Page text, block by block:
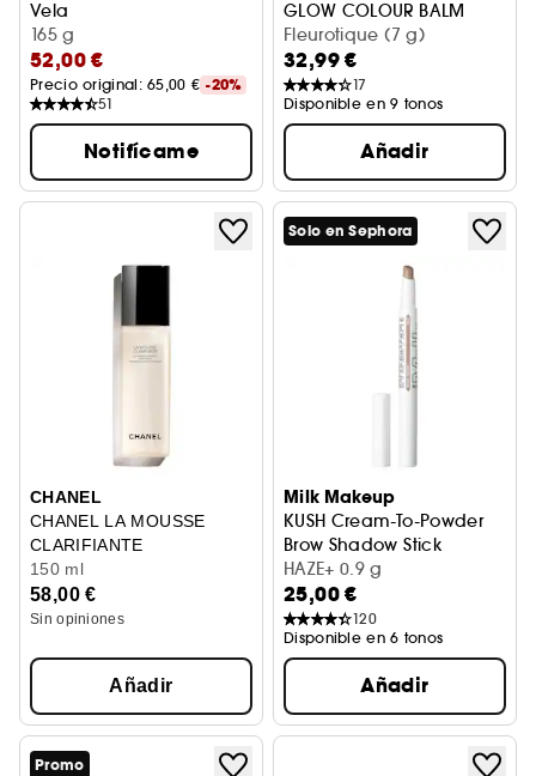
Vela
165 g
52,00 €
Precio original: 65,00 € -20%
51
Notifícame
GLOW COLOUR BALM
Colorete en stick
Fleurotique (7 g)
32,99 €
17
Disponible en 9 tonos
Añadir
CHANEL
CHANEL LA MOUSSE
CLARIFIANTE
Loción En Espuma Perfeccionadora
150 ml
58,00 €
Sin opiniones
Añadir
Solo en Sephora
Milk Makeup
KUSH Cream-To-Powder
Brow Shadow Stick
Stick de cejas en crema-
HAZE+ 0.9 g
25,00 €
120
Disponible en 6 tonos
Añadir
Promo